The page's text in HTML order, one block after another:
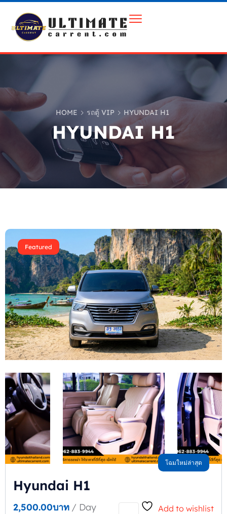
HOME รถตู้ VIP HYUNDAI H1
HYUNDAI H1
Featured
โฉมใหม่ล่าสุด
Hyundai H1
2,500.00บาท / Day Add to wishlist